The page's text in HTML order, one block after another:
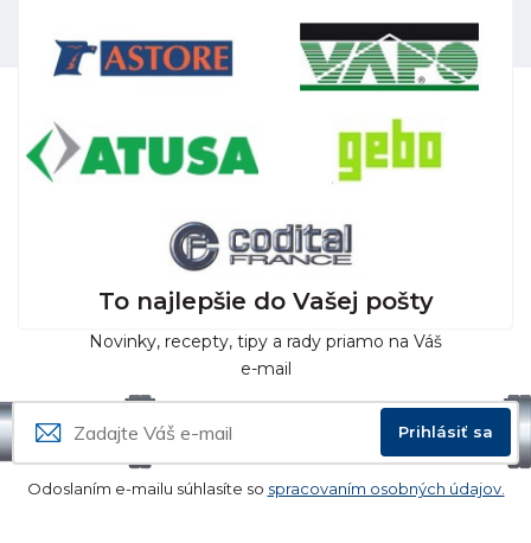
To najlepšie do Vašej pošty
Novinky, recepty, tipy a rady priamo na Váš
e-mail
Prihlásiť sa
Odoslaním e-mailu súhlasíte so spracovaním osobných údajov.